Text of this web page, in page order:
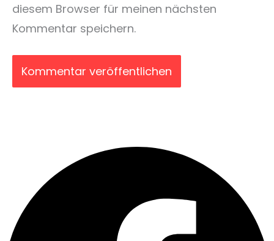
diesem Browser für meinen nächsten
Kommentar speichern.